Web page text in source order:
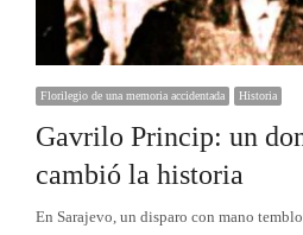
Florilegio de una memoria accidentada Historia
Gavrilo Princip: un
cambió la historia
En Sarajevo, un disparo con mano